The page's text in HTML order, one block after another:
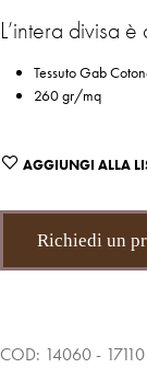
L’intera divisa
Tessuto Gab
260 gr/mq
AGGIUNGI ALLA
Richiedi un
COD: 14060 - 17110